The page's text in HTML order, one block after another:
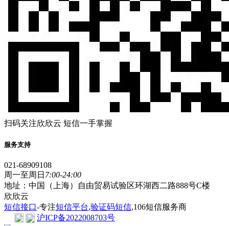
扫码关注欣欣云 短信一手掌握
服务支持
021-68909108
周一至周日 7:00-24:00
地址：中国（上海）自由贸易试验区环湖西二路888号C楼
欣欣云
短信接口-专注短信平台,验证码短信,106短信服务商
沪ICP备2022008703号